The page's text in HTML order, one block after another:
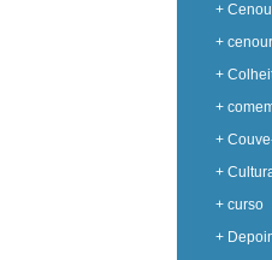
+
+
+
+
+
+
+ curso
+